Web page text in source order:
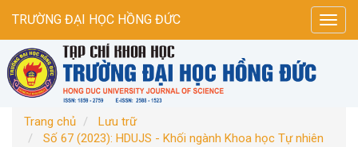
hướng
chính
Nội
dung
chính
Thanh
bên
TRƯỜNG ĐẠI HỌC HỒNG ĐỨC
Trang chủ
Lưu trữ
Số 67 (2023): HDUJS - Khối ngành Khoa học Tự nhiên